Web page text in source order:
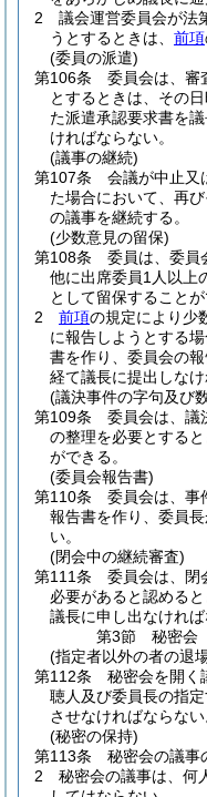
2
議会運営委員会が法
うとするときは、 前項
(委員の派遣)
第106条
委員会は、審
とするときは、その
た派遣承認要求書を
ければならない。
(議事の継続)
第107条
会議が中止又
た場合において、再
の議事を継続する。
(少数意見の留保)
第108条
委員は、委員
他に出席委員1人以上
として留保することが
2
前項の規定により少
に報告しようとする
書を作り、委員会の
経て議長に提出しなけ
(議決事件の字句及び
第109条
委員会は、議
の整理を必要とする
ができる。
(委員会報告書)
第110条
委員会は、事
報告書を作り、委員
い。
(閉会中の継続審査)
第111条
委員会は、閉
必要があると認める
議長に申し出なければ
第3節
秘密会
(指定者以外の者の退
第112条
秘密会を開く
聴人及び委員長の指
させなければならない
(秘密の保持)
第113条
秘密会の議事
2
秘密会の議事は、何